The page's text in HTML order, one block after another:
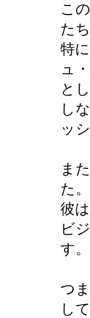
こ
た
特
ュ
と
し
ッ
ま
た。
彼
ビ
す。
つ
し